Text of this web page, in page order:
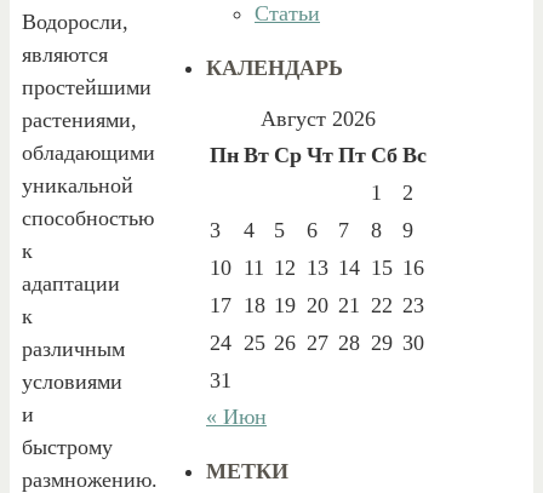
Водоросли,
являются
простейшими
растениями,
обладающими
уникальной
способностью
к
адаптации
к
различным
условиями
и
быстрому
размножению.
Статьи
КАЛЕНДАРЬ
Август 2026
Пн Вт Ср Чт Пт Сб Вс
1
2
3
4 5 6 7 8
9
10 11 12 13 14 15 16
17 18 19 20 21 22 23
24 25 26 27 28 29 30
31
« Июн
МЕТКИ